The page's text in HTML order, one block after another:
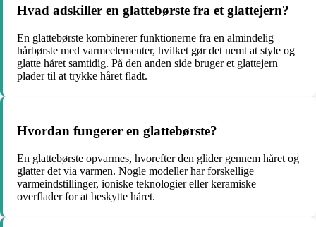
Hvad adskiller en glattebørste fra et glattejern?
En glattebørste kombinerer funktionerne fra en almindelig
hårbørste med varmeelementer, hvilket gør det nemt at style og
glatte håret samtidig. På den anden side bruger et glattejern
plader til at trykke håret fladt.
Hvordan fungerer en glattebørste?
En glattebørste opvarmes, hvorefter den glider gennem håret og
glatter det via varmen. Nogle modeller har forskellige
varmeindstillinger, ioniske teknologier eller keramiske
overflader for at beskytte håret.